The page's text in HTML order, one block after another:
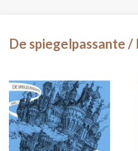
De spiegelpassante /